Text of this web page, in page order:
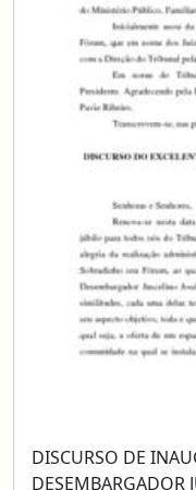
DISCURSO DE
DESEMBARGADOR